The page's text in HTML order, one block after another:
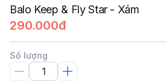
Balo Keep & Fly Star - Xám
290.000đ
Số lượng